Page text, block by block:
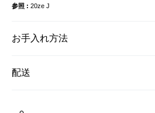
参照
20ze J
お手入れ方法
配送